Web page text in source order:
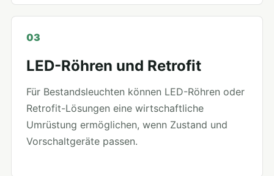
03
LED-Röhren und Retrofit
Für Bestandsleuchten können LED-Röhren oder
Retrofit-Lösungen eine wirtschaftliche
Umrüstung ermöglichen, wenn Zustand und
Vorschaltgeräte passen.